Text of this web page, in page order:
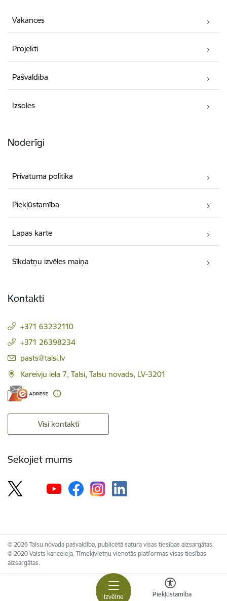
Izvēlne Piekļūstamība
Vakances
Projekti
Pašvaldība
Izsoles
Noderīgi
Privātuma politika
Piekļūstamība
Lapas karte
Sīkdatņu izvēles maiņa
Kontakti
+371 63232110
+371 26398234
E-pasts:
pasts@talsi.lv
Kareivju iela 7, Talsi, Talsu novads, LV-3201
Visi kontakti
Sekojiet mums
© 2026 Talsu novada pašvaldība, publicētā satura visas tiesības aizsargātas.
© 2020 Valsts kanceleja, Tīmekļvietņu vienotās platformas visas tiesības
aizsargātas.